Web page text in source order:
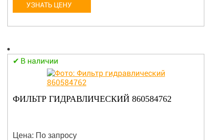
УЗНАТЬ ЦЕНУ
В наличии
ФИЛЬТР ГИДРАВЛИЧЕСКИЙ 860584762
Цена: По запросу